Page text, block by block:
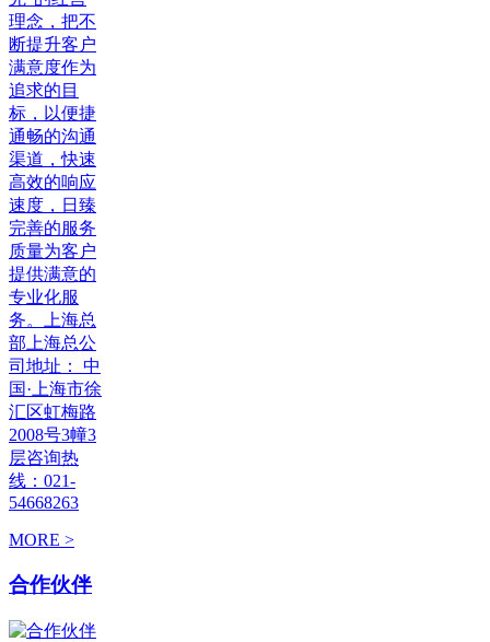
理念，把不
断提升客户
满意度作为
追求的目
标，以便捷
通畅的沟通
渠道，快速
高效的响应
速度，日臻
完善的服务
质量为客户
提供满意的
专业化服
务。上海总
部上海总公
司地址： 中
国·上海市徐
汇区虹梅路
2008号3幢3
层咨询热
线：021-
54668263
MORE >
合作伙伴